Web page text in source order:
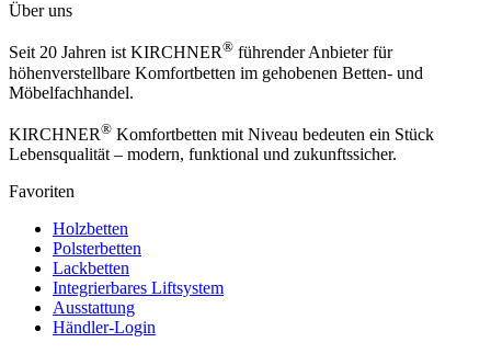
Über uns
Seit 20 Jahren ist KIRCHNER® führender Anbieter für
höhenverstellbare Komfortbetten im gehobenen Betten- und
Möbelfachhandel.
KIRCHNER® Komfortbetten mit Niveau bedeuten ein Stück
Lebensqualität – modern, funktional und zukunftssicher.
Favoriten
Holzbetten
Polsterbetten
Lackbetten
Integrierbares Liftsystem
Ausstattung
Händler-Login